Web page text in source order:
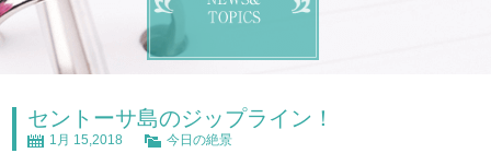
セントーサ島のジップライン！
1月 15,2018 今日の絶景